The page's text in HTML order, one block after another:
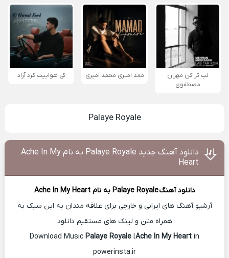
لب تر کن مهران
مصطفوی
ممد امیری محمد امیری کی هواییت کرد آراد
Palaye Royale
دانلود آهنگ جدید Palaye Royale به نام Ache In My
Heart
دانلود آهنگPalaye Royale به نام Ache In My Heart
آرشیو آهنگ های ایرانی و خارجی برای علاقه مندان به این سبک به
همراه متن و لینک های مستقیم دانلود
Palaye Royale|Ache In My Heart in
powerinsta.ir